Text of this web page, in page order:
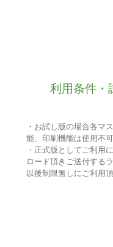
利用条件・
・お試し版の場合各マ
能、印刷機能は使用不
・正式版としてご利用
ロード頂きご送付する
以後制限無しにご利用頂